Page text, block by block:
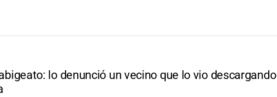
lo denunció un vecino que lo vio descargando